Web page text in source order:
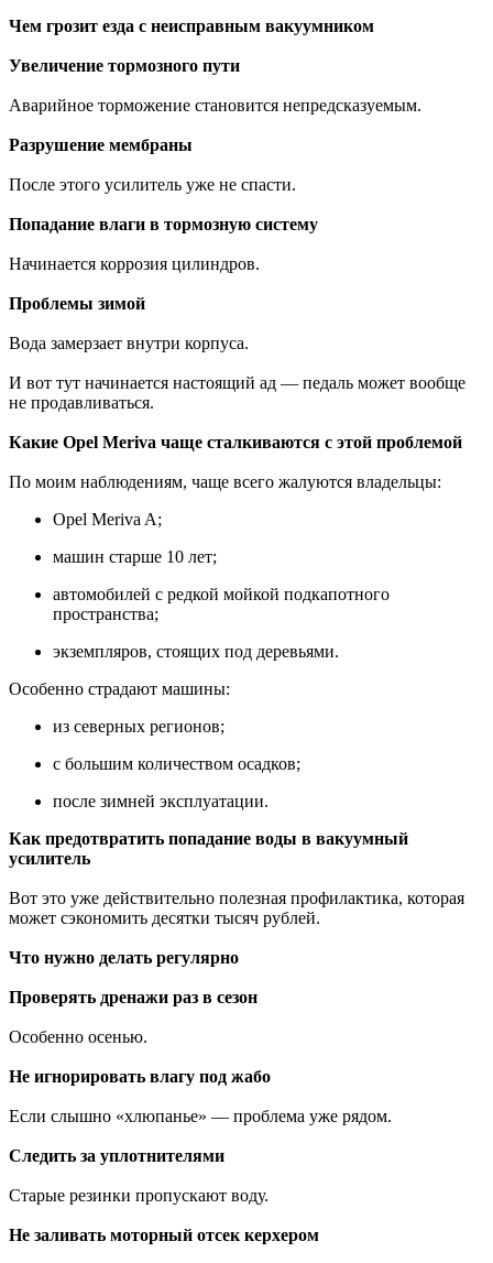
Чем грозит езда с неисправным вакуумником
Увеличение тормозного пути
Аварийное торможение становится непредсказуемым.
Разрушение мембраны
После этого усилитель уже не спасти.
Попадание влаги в тормозную систему
Начинается коррозия цилиндров.
Проблемы зимой
Вода замерзает внутри корпуса.
И вот тут начинается настоящий ад — педаль может вообще
не продавливаться.
Какие Opel Meriva чаще сталкиваются с этой проблемой
По моим наблюдениям, чаще всего жалуются владельцы:
Opel Meriva A;
машин старше 10 лет;
автомобилей с редкой мойкой подкапотного
пространства;
экземпляров, стоящих под деревьями.
Особенно страдают машины:
из северных регионов;
с большим количеством осадков;
после зимней эксплуатации.
Как предотвратить попадание воды в вакуумный
усилитель
Вот это уже действительно полезная профилактика, которая
может сэкономить десятки тысяч рублей.
Что нужно делать регулярно
Проверять дренажи раз в сезон
Особенно осенью.
Не игнорировать влагу под жабо
Если слышно «хлюпанье» — проблема уже рядом.
Следить за уплотнителями
Старые резинки пропускают воду.
Не заливать моторный отсек керхером